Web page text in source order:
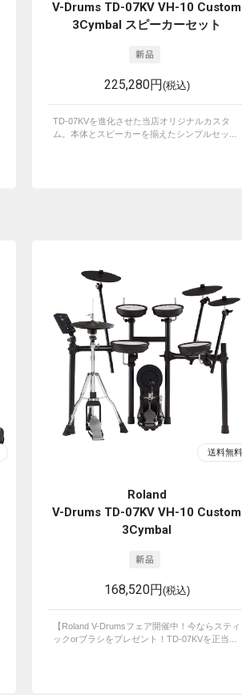
V-Drums TD-07KV VH-10 Custom
3Cymbal スピーカーセット
225,280円(税込)
TD-07KVを進化させた当店オリジナルカスタ
ム。本体とスピーカーを揃えたシンプルセッ...
Roland
V-Drums TD-07KV VH-10 Custom
3Cymbal
168,520円(税込)
【Roland V-Drumsフェア開催中！今ならスティ
ックorブラシをプレゼント！TD-07KVを正当...